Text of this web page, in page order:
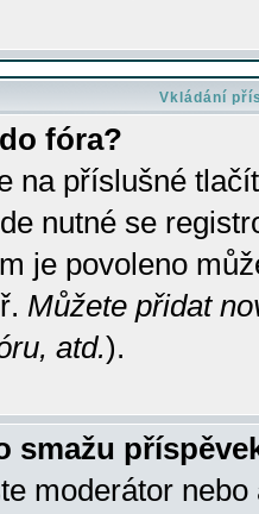
Vkládání
fóra?
na příslušné
nutné se
je povoleno
Můžete přidat
atd.).
smažu
moderátor